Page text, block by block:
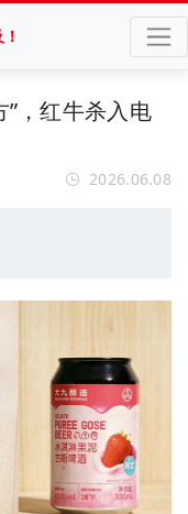
”，红牛杀入电
2026.06.08